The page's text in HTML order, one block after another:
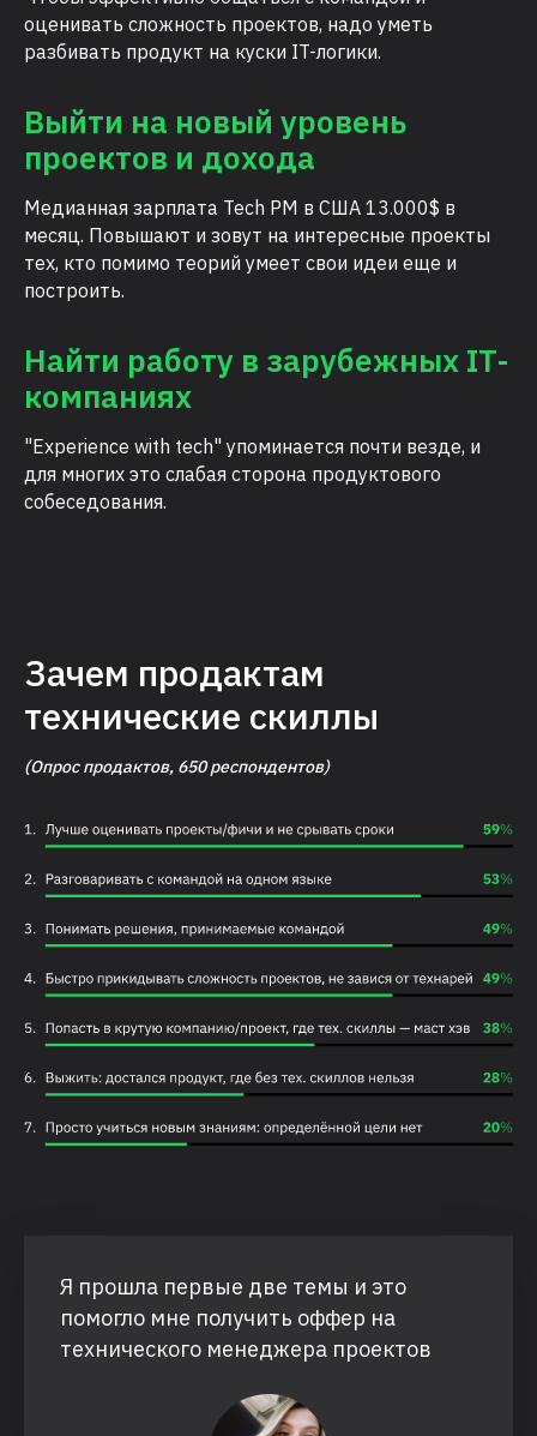
оценивать сложность проектов, надо уметь
разбивать продукт на куски IT-логики.
Выйти на новый уровень
проектов и дохода
Медианная зарплата Tech PM в США 13.000$ в
месяц. Повышают и зовут на интересные проекты
тех, кто помимо теорий умеет свои идеи еще и
построить.
Найти работу в зарубежных IT-
компаниях
"Experience with tech" упоминается почти везде, и
для многих это слабая сторона продуктового
собеседования.
Зачем продактам
технические скиллы
(Опрос продактов, 650 респондентов)
Я прошла первые две темы и это
помогло мне получить оффер на
технического менеджера проектов